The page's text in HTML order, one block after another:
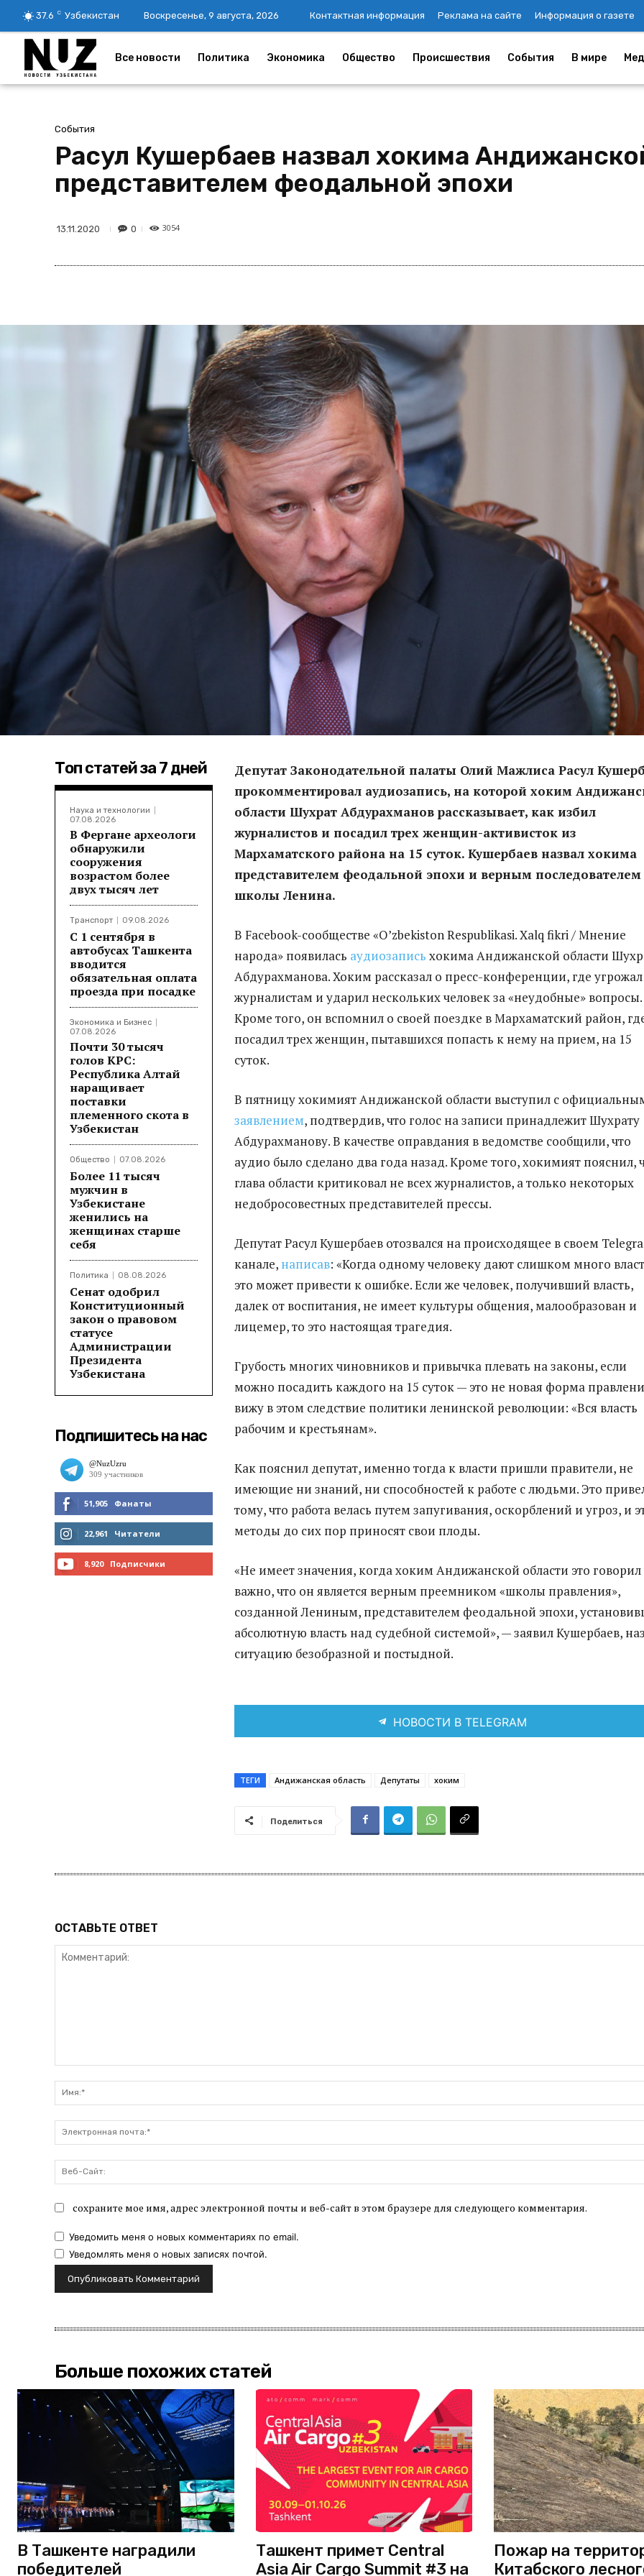
37.6 C Узбекистан Воскресенье, 9 августа, 2026 Контактная информация Реклама на сайте Информация о газете
Все новости Политика Экономика Общество Происшествия События В мире
События
Расул Кушербаев назвал хокима
представителем феодальной эпохи
13.11.2020 0 3054
Топ статей за 7 дней
Наука и технологии
07.08.2026
В Фергане археологи
обнаружили
сооружения
возрастом более
двух тысяч лет
Транспорт 09.08.2026
С 1 сентября в
автобусах Ташкента
вводится
обязательная оплата
проезда при посадке
Экономика и Бизнес
07.08.2026
Почти 30 тысяч
голов КРС:
Республика Алтай
наращивает
поставки
племенного скота в
Узбекистан
Общество 07.08.2026
Более 11 тысяч
мужчин в
Узбекистане
женились на
женщинах старше
себя
Политика 08.08.2026
Сенат одобрил
Конституционный
закон о правовом
статусе
Администрации
Президента
Узбекистана
Подпишитесь на нас
51,905 Фанаты
МНЕ НРАВИТСЯ
22,961 Читатели
8,920 Подписчики
Депутат Законодательной палаты Олий Мажлиса Расул
прокомментировал аудиозапись, на которой хоким
области Шухрат Абдурахманов рассказывает, как избил
журналистов и посадил трех женщин-активисток из
Мархаматского района на 15 суток. Кушербаев назвал хокима
представителем феодальной эпохи и верным последователем
школы Ленина.
В Facebook-сообществе «O’zbekiston Respublikasi. Xalq fikri / Мнение
народа» появилась аудиозапись хокима Андижанской области
Абдурахманова. Хоким рассказал о пресс-конференции, где угрожал
журналистам и ударил нескольких человек за «неудобные» вопросы.
Кроме того, он вспомнил о своей поездке в Мархаматский район,
посадил трех женщин, пытавшихся попасть к нему на прием, на 15
суток.
В пятницу хокимият Андижанской области выступил с
заявлением, подтвердив, что голос на записи принадлежит Шухрату
Абдурахманову. В качестве оправдания в ведомстве сообщили, что
аудио было сделано два года назад. Кроме того, хокимият пояснил,
глава области критиковал не всех журналистов, а только некоторых
недобросовестных представителей прессы.
Депутат Расул Кушербаев отозвался на происходящее в своем
канале, написав: «Когда одному человеку дают слишком много
это может привести к ошибке. Если же человек, получивший власть,
далек от воспитания, не имеет культуры общения, малообразован и
лицемер, то это настоящая трагедия.
Грубость многих чиновников и привычка плевать на законы, если
можно посадить каждого на 15 суток — это не новая форма
вижу в этом следствие политики ленинской революции: «Вся власть
рабочим и крестьянам».
Как пояснил депутат, именно тогда к власти пришли правители, не
имеющие ни знаний, ни способностей к работе с людьми. Это
тому, что работа велась путем запугивания, оскорблений и угроз, и
методы до сих пор приносят свои плоды.
«Не имеет значения, когда хоким Андижанской области это говорил
важно, что он является верным преемником «школы правления»,
созданной Лениным, представителем феодальной эпохи,
абсолютную власть над судебной системой», — заявил Кушербаев,
ситуацию безобразной и постыдной.
НОВОСТИ В TELEGRAM
ТЕГИ Андижанская область Депутаты хоким
Поделиться
ОСТАВЬТЕ ОТВЕТ
сохраните мое имя, адрес электронной почты и веб-сайт в этом браузере для следующего комментария.
Уведомить меня о новых комментариях по email.
Уведомлять меня о новых записях почтой.
Больше похожих статей
В Ташкенте наградили
победителей
Ташкент примет Central
Asia Air Cargo Summit #3 на
Пожар на
Китабского